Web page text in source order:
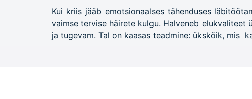
Kui kriis jääb emotsionaalses tähenduses
vaimse tervise häirete kulgu. Halveneb elukvaliteet
ja tugevam. Tal on kaasas teadmine: ükskõik, mis